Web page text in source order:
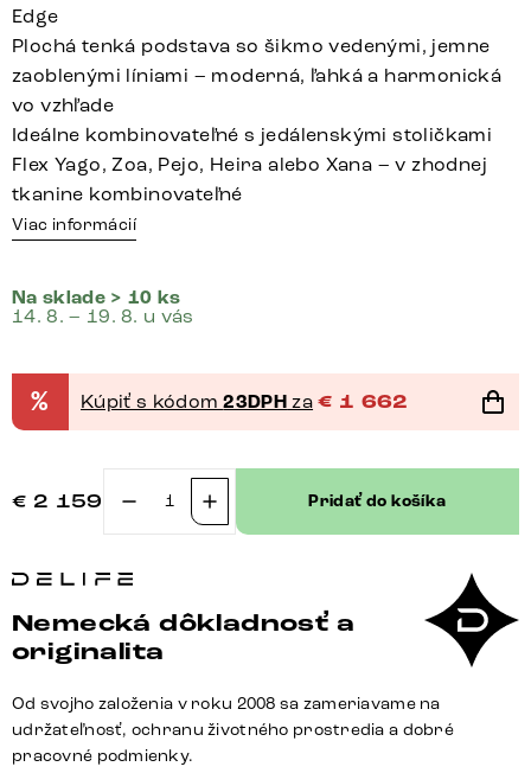
Edge
Plochá tenká podstava so šikmo vedenými, jemne
zaoblenými líniami – moderná, ľahká a harmonická
vo vzhľade
Ideálne kombinovateľné s jedálenskými stoličkami
Flex Yago, Zoa, Pejo, Heira alebo Xana – v zhodnej
tkanine kombinovateľné
Viac informácií
Na sklade > 10 ks
14. 8. – 19. 8. u vás
% Kúpiť s kódom23DPH za € 1 662
€ 2 159
množstvo
lavica
Flex
285×190
cm
texturovaná
látka
Pridať do košíka
Nemecká dôkladnosť a
originalita
Od svojho založenia v roku 2008 sa zameriavame na
udržateľnosť, ochranu životného prostredia a dobré
pracovné podmienky.